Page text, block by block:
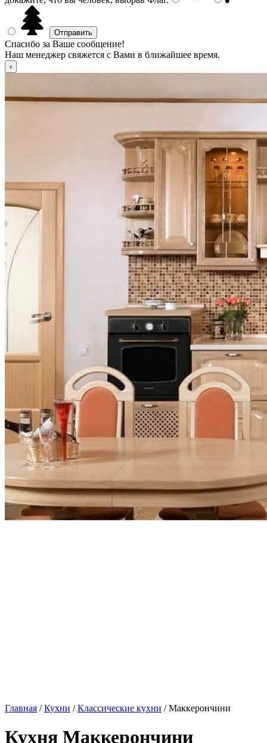
Спасибо за Ваше сообщение!
Наш менеджер свяжется с Вами в ближайшее время.
Главная /Кухни /Классические кухни / Маккерончини
Кухня Маккерончини